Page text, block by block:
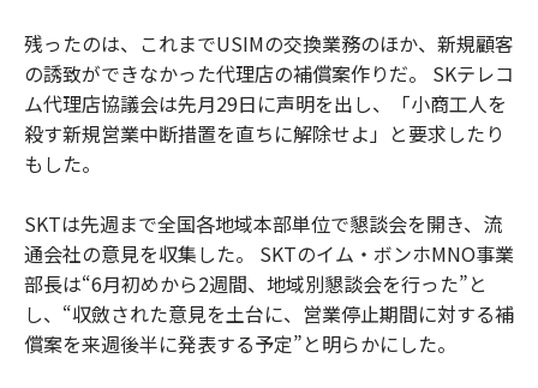
残ったのは、これまでUSIMの交換業務のほか、新規顧客
の誘致ができなかった代理店の補償案作りだ。 SKテレコ
ム代理店協議会は先月29日に声明を出し、「小商工人を
殺す新規営業中断措置を直ちに解除せよ」と要求したり
もした。
SKTは先週まで全国各地域本部単位で懇談会を開き、流
通会社の意見を収集した。 SKTのイム・ボンホMNO事業
部長は“6月初めから2週間、地域別懇談会を行った”と
し、“収斂された意見を土台に、営業停止期間に対する補
償案を来週後半に発表する予定”と明らかにした。